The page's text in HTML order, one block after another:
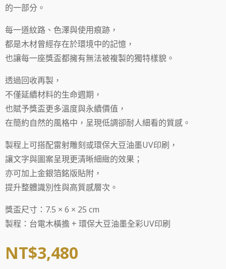
的一部分。
每一道紋路、色澤與使用痕跡，
都是木材曾經存在於環境中的記憶，
也讓每一座獎盃都擁有無法被複製的獨特樣貌。
透過回收再製，
不僅延續材料的生命週期，
也賦予獎盃更多溫度與永續價值，
在簡約自然的風格中，呈現低調卻耐人細看的質感。
製程上可搭配雷射雕刻或環保大豆油墨UV印刷，
讓文字與圖案呈現更清晰細緻的效果；
亦可加上金銀箔銘版貼附，
提升整體識別性與高質感層次。
獎盃尺寸：7.5 × 6 × 25 cm
製程：台電木橫擔 + 環保大豆油墨全彩UV印刷
NT$3,480